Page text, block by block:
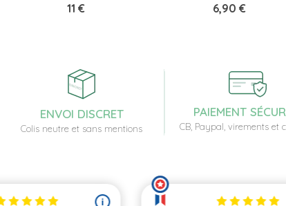
Prix
11 € Prix
6,90 €
ENVOI DISCRET
Colis neutre et sans mentions
PAIEMENT
CB, Paypal, virements et